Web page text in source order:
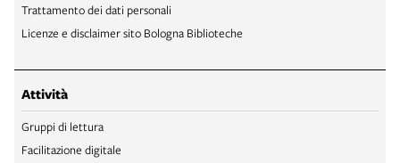
Trattamento dei dati personali
Licenze e disclaimer sito Bologna Biblioteche
Attività
Gruppi di lettura
Facilitazione digitale